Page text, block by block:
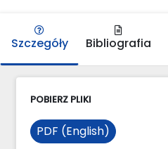
Szczegóły Bibliografia
POBIERZ PLIKI
PDF (English)